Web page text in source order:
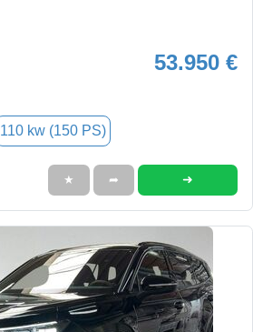
53.950 €
110 kw (150 PS)
★ ➦ ➜